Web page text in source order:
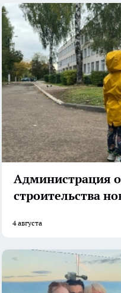
Администрация
строительства
4 августа